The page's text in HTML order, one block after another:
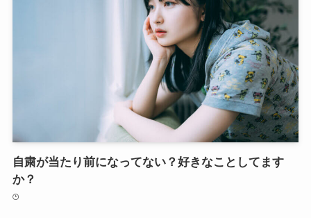
自粛が当たり前になってない？好きなことしてます
か？